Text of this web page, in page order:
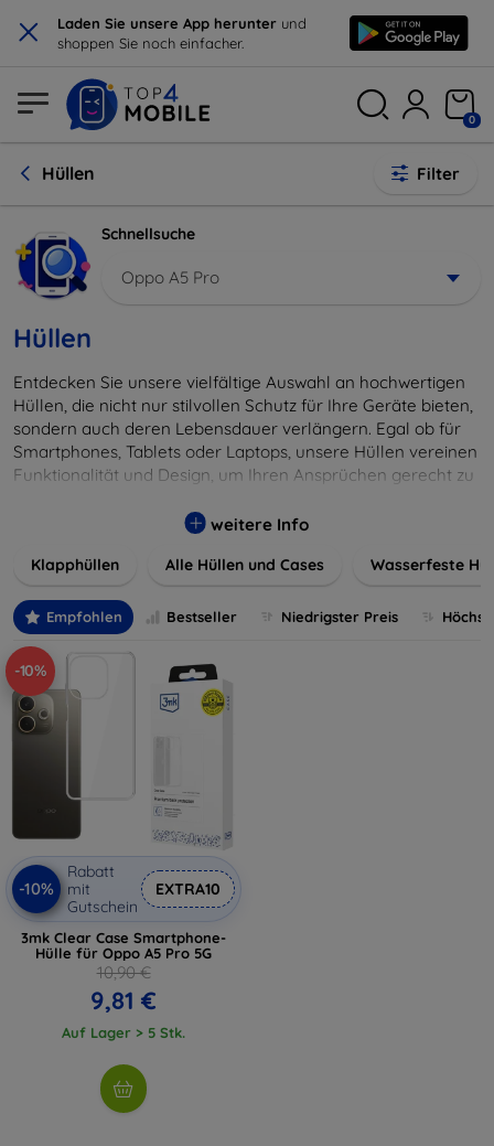
× Laden Sie unsere App herunter und
shoppen Sie noch einfacher.
0
Hüllen Filter
Schnellsuche
Oppo A5 Pro
Hüllen
Entdecken Sie unsere vielfältige Auswahl an hochwertigen
Hüllen, die nicht nur stilvollen Schutz für Ihre Geräte bieten,
sondern auch deren Lebensdauer verlängern. Egal ob für
Smartphones, Tablets oder Laptops, unsere Hüllen vereinen
Funktionalität und Design, um Ihren Ansprüchen gerecht zu
Farben, um Ihren persönlichen Stil perfekt zu
weitere Info
Klapphüllen Alle Hüllen und Cases Wasserfeste
Empfohlen Bestseller Niedrigster Preis
-10%
-10%
Rabatt
mit
Gutschein
EXTRA10
3mk Clear Case Smartphone-
Hülle für Oppo A5 Pro 5G
10,90 €
9,81 €
Auf Lager > 5 Stk.